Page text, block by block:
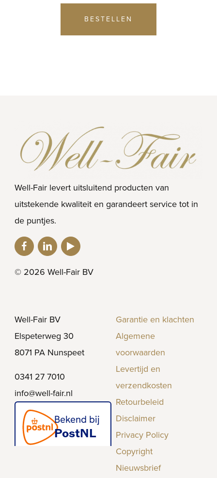
BESTELLEN
Well-Fair levert uitsluitend producten van
uitstekende kwaliteit en garandeert service tot in
de puntjes.
© 2026 Well-Fair BV
Well-Fair BV
Elspeterweg 30
8071 PA Nunspeet
0341 27 7010
info@well-fair.nl
Garantie en klachten
Algemene
voorwaarden
Levertijd en
verzendkosten
Retourbeleid
Disclaimer
Privacy Policy
Copyright
Nieuwsbrief